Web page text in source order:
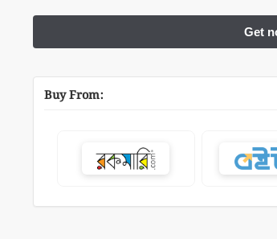
Buy From: